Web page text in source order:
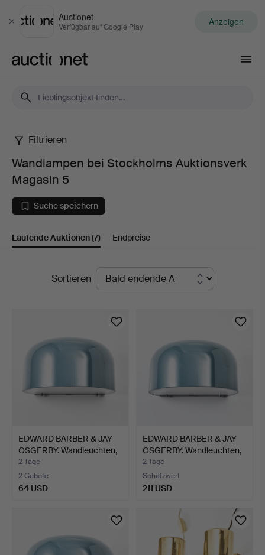
Schließen
Auctionet
Verfügbar auf Google Play Anzeigen
Wandlampen
bei
Stockholms
Auktionsverk
Filtrieren
Wandlampen bei Stockholms Auktionsverk
Magasin 5
Suche speichern
Laufende Auktionen(7) Endpreise
LaufendeSortieren
EDWARD BARBER & JAY
OSGERBY. Wandleuchten,
…
2 Tage
2 Gebote
64 USD
EDWARD BARBER & JAY
OSGERBY. Wandleuchten,
…
2 Tage
Schätzwert
211 USD